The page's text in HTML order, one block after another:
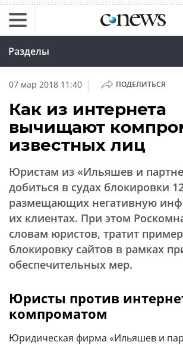
Разделы
07 мар 2018 11:40 | ПОДЕЛИТЬСЯ
Как из интернета
вычищают
известных лиц
Юристам из «Ильяшев и
добиться в судах блокировки
размещающих негативную
их клиентах. При этом
словам юристов, тратит
блокировку сайтов в рамках
обеспечительных мер.
Юристы против
компроматом
Юридическая фирма «Ильяшев и